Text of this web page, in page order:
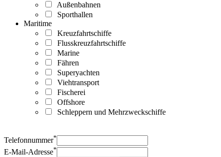
Außenbahnen
Sporthallen
Maritime
Kreuzfahrtschiffe
Flusskreuzfahrtschiffe
Marine
Fähren
Superyachten
Viehtransport
Fischerei
Offshore
Schleppern und Mehrzweckschiffe
Telefonnummer*
E-Mail-Adresse*